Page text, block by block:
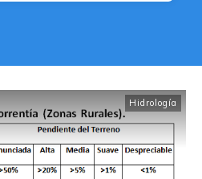
Hidrología